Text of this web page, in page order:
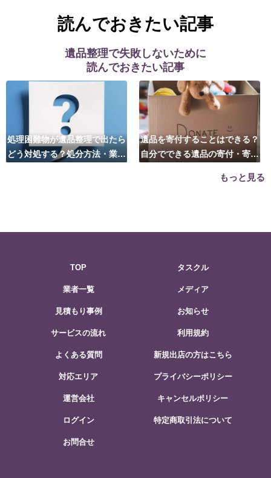
読んでおきたい記事
遺品整理で失敗しないために
読んでおきたい記事
処理困難物が遺品整理で出たら
どう対処する？処分方法・業者
遺品を寄付することはできる？
自分でできる遺品の寄付・寄贈
もっと見る
TOP
業者一覧
見積もり事例
サービスの流れ
よくある質問
対応エリア
運営会社
ログイン
お問合せ
タスクル
メディア
お知らせ
利用規約
新規出店の方はこちら
プライバシーポリシー
キャンセルポリシー
特定商取引法について